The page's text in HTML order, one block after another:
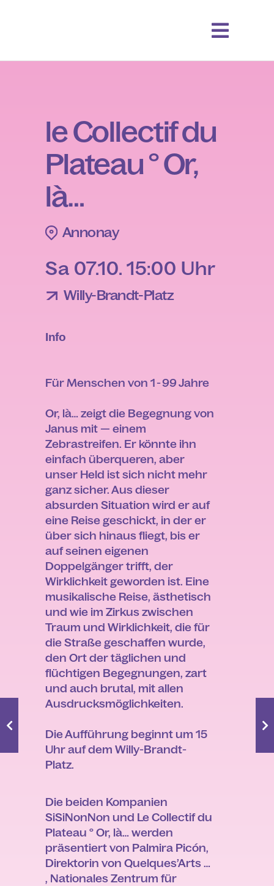
le Collectif du
Plateau ° Or,
là…
Annonay
Sa 07.10. 15:00 Uhr
Willy-Brandt-Platz
Info
Für Menschen von 1 - 99 Jahre
Or, là… zeigt die Begegnung von
Janus mit — einem
Zebrastreifen. Er könnte ihn
einfach überqueren, aber
unser Held ist sich nicht mehr
ganz sicher. Aus dieser
absurden Situation wird er auf
eine Reise geschickt, in der er
über sich hinaus fliegt, bis er
auf seinen eigenen
Doppelgänger trifft, der
Wirklichkeit geworden ist. Eine
musikalische Reise, ästhetisch
und wie im Zirkus zwischen
Traum und Wirklichkeit, die für
die Straße geschaffen wurde,
den Ort der täglichen und
flüchtigen Begegnungen, zart
und auch brutal, mit allen
Ausdrucksmöglichkeiten.
Die Aufführung beginnt um 15
Uhr auf dem Willy-Brandt-
Platz.
Die beiden Kompanien
SiSiNonNon und Le Collectif du
Plateau ° Or, là… werden
präsentiert von Palmira Picón,
Direktorin von Quelques’Arts …
, Nationales Zentrum für